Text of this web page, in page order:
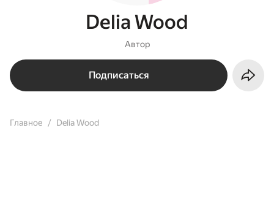
Delia Wood
Автор
Подписаться
Главное Delia Wood